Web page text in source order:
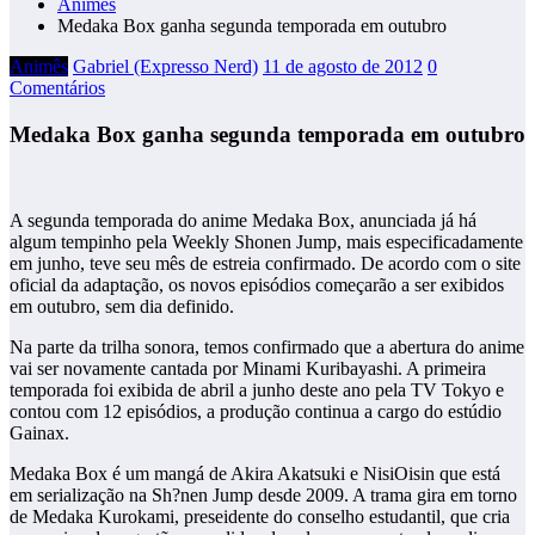
Animês
Medaka Box ganha segunda temporada em outubro
Animês Gabriel (Expresso Nerd) 11 de agosto de 2012 0
Comentários
Medaka Box ganha segunda temporada em outubro
A segunda temporada do anime Medaka Box, anunciada já há
algum tempinho pela Weekly Shonen Jump, mais especificadamente
em junho, teve seu mês de estreia confirmado. De acordo com o site
oficial da adaptação, os novos episódios começarão a ser exibidos
em outubro, sem dia definido.
Na parte da trilha sonora, temos confirmado que a abertura do anime
vai ser novamente cantada por Minami Kuribayashi. A primeira
temporada foi exibida de abril a junho deste ano pela TV Tokyo e
contou com 12 episódios, a produção continua a cargo do estúdio
Gainax.
Medaka Box é um mangá de Akira Akatsuki e NisiOisin que está
em serialização na Sh?nen Jump desde 2009. A trama gira em torno
de Medaka Kurokami, preseidente do conselho estudantil, que cria